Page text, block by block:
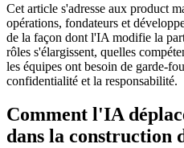
Cet article s'adresse aux product
opérations, fondateurs et
de la façon dont l'IA modifie la
rôles s'élargissent, quelles
les équipes ont besoin de
confidentialité et la responsabilité.
Comment l'IA
dans la construction